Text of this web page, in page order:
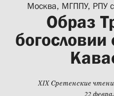
Москва, МГППУ, РПУ
Образ
XIX Сретенские